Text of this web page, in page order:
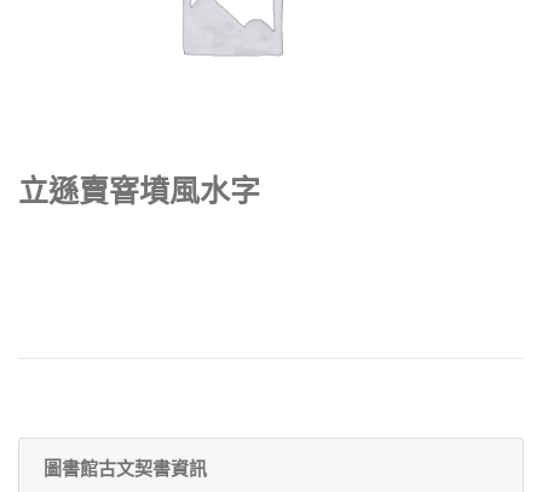
立遜賣窨墳風水字
圖書館古文契書資訊